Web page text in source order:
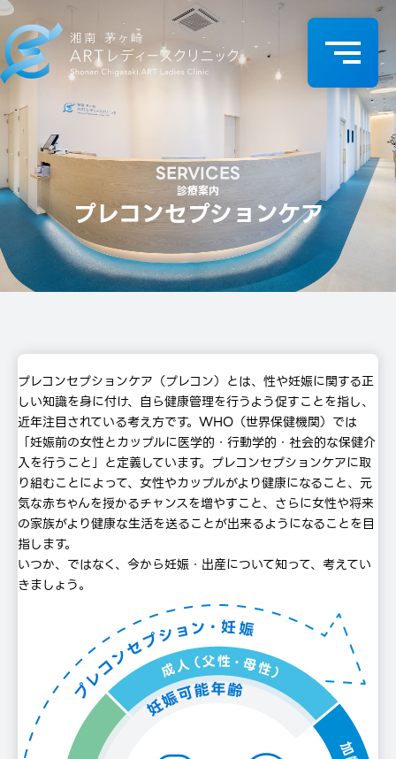
SERVICES
診療案内
プレコンセプションケア
プレコンセプションケア（プレコン）とは、性や妊娠に関する正
しい知識を⾝に付け、⾃ら健康管理を⾏うよう促すことを指し、
近年注⽬されている考え⽅です。WHO（世界保健機関）では
「妊娠前の⼥性とカップルに医学的・⾏動学的・社会的な保健介
⼊を⾏うこと」と定義しています。プレコンセプションケアに取
り組むことによって、⼥性やカップルがより健康になること、元
気な⾚ちゃんを授かるチャンスを増やすこと、さらに⼥性や将来
の家族がより健康な⽣活を送ることが出来るようになることを⽬
指します。
いつか、ではなく、今から妊娠・出産について知って、考えてい
きましょう。